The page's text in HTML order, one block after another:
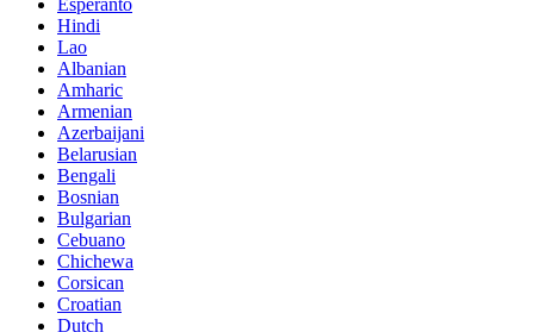
Hindi
Lao
Albanian
Amharic
Armenian
Azerbaijani
Belarusian
Bengali
Bosnian
Bulgarian
Cebuano
Chichewa
Corsican
Croatian
Dutch